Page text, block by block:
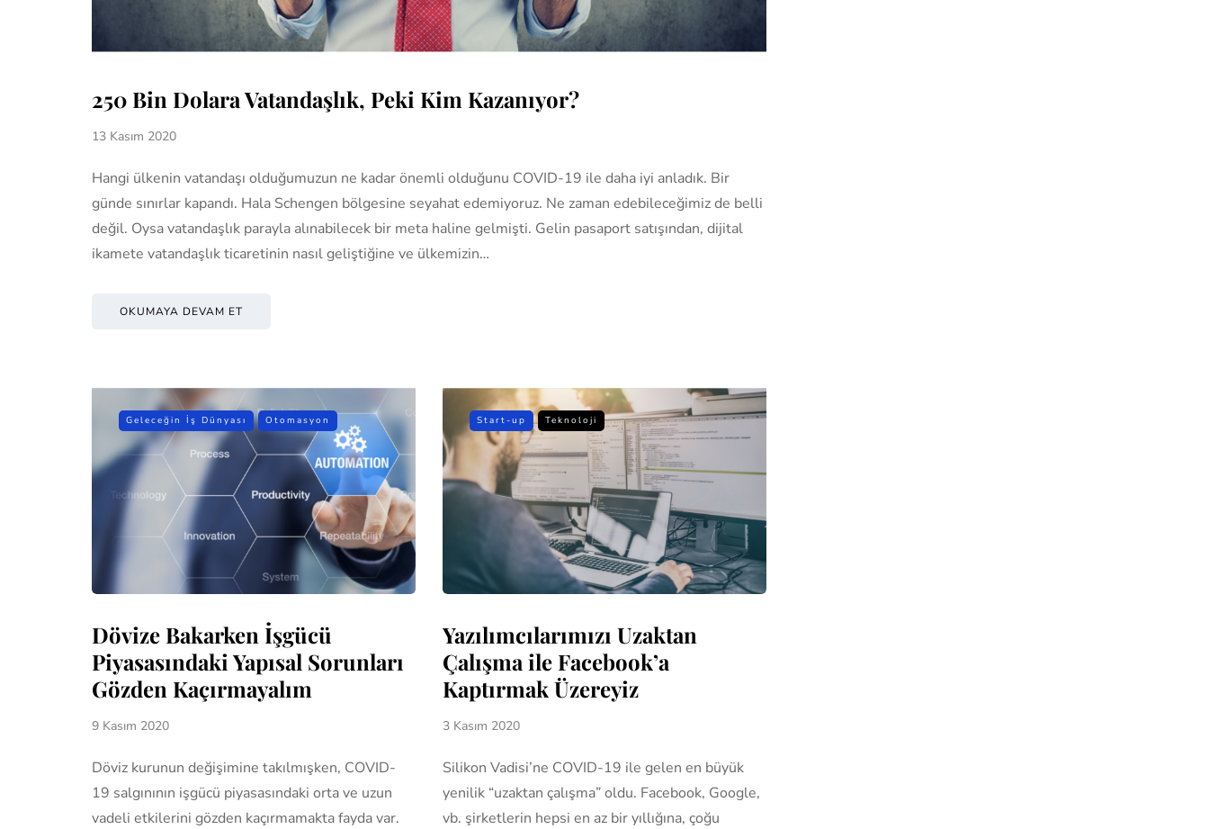
250 Bin Dolara Vatandaşlık, Peki Kim Kazanıyor?
13 Kasım 2020
Hangi ülkenin vatandaşı olduğumuzun ne kadar önemli olduğunu COVID-19 ile daha iyi anladık. Bir
günde sınırlar kapandı. Hala Schengen bölgesine seyahat edemiyoruz. Ne zaman edebileceğimiz de belli
değil. Oysa vatandaşlık parayla alınabilecek bir meta haline gelmişti. Gelin pasaport satışından, dijital
ikamete vatandaşlık ticaretinin nasıl geliştiğine ve ülkemizin…
OKUMAYA DEVAM ET
Geleceğin İş Dünyası Otomasyon
Dövize Bakarken İşgücü
Piyasasındaki Yapısal Sorunları
Gözden Kaçırmayalım
9 Kasım 2020
Döviz kurunun değişimine takılmışken, COVID-
19 salgınının işgücü piyasasındaki orta ve uzun
vadeli etkilerini gözden kaçırmamakta fayda var.
Start-up Teknoloji
Yazılımcılarımızı Uzaktan
Çalışma ile Facebook’a
Kaptırmak Üzereyiz
3 Kasım 2020
Silikon Vadisi’ne COVID-19 ile gelen en büyük
yenilik “uzaktan çalışma” oldu. Facebook, Google,
vb. şirketlerin hepsi en az bir yıllığına, çoğu